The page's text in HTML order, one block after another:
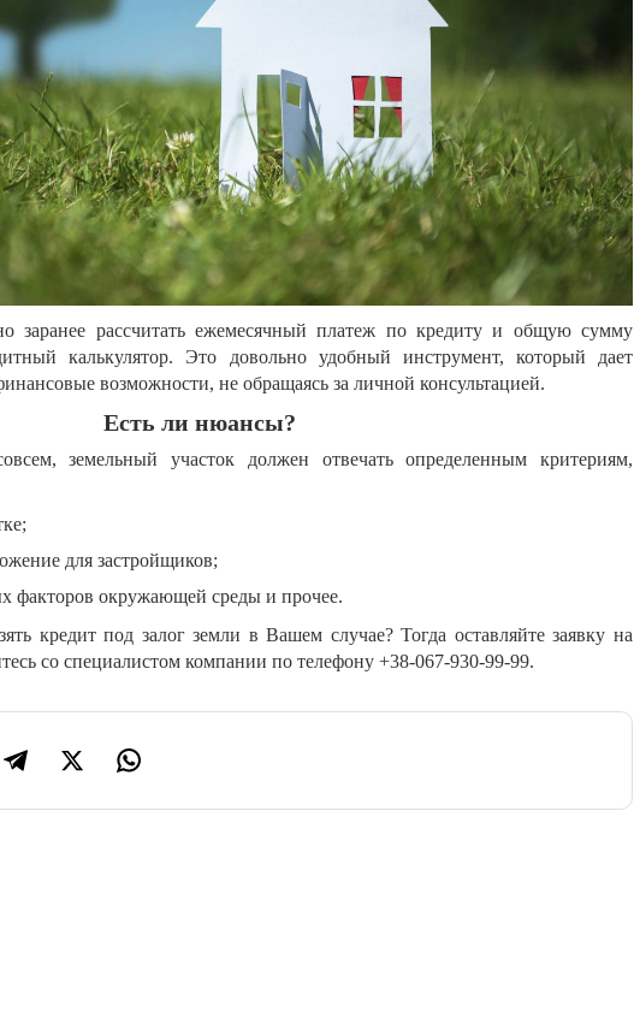
заранее рассчитать ежемесячный платеж по кредиту и общую сумму
калькулятор. Это довольно удобный инструмент, который дает
возможности, не обращаясь за личной консультацией.
Есть ли нюансы?
земельный участок должен отвечать определенным критериям,
для застройщиков;
факторов окружающей среды и прочее.
кредит под залог земли в Вашем случае? Тогда оставляйте заявку на
со специалистом компании по телефону +38-067-930-99-99.